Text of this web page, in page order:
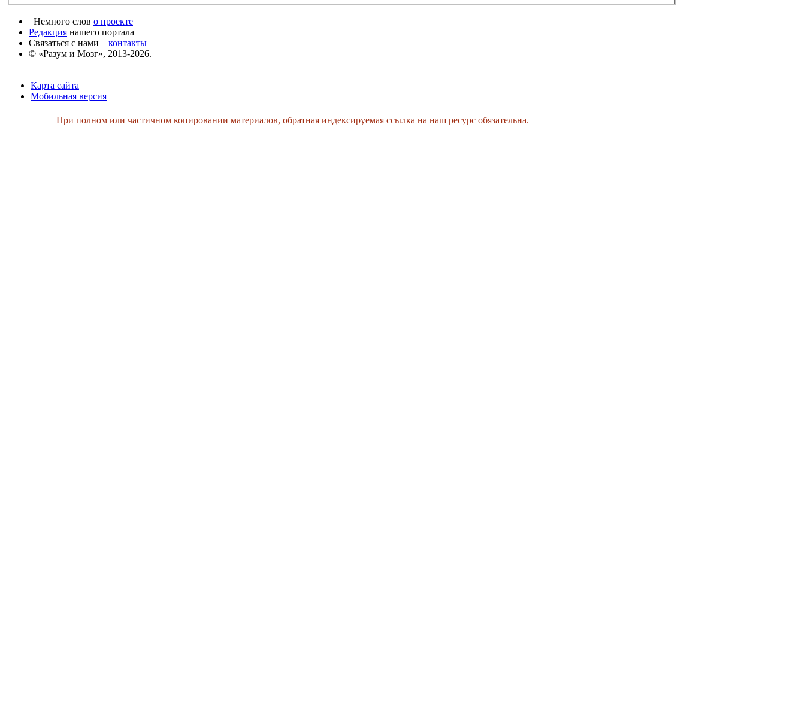
Немного слов о проекте
Редакция нашего портала
Связаться с нами – контакты
© «Разум и Мозг», 2013-2026.
Карта сайта
Мобильная версия
При полном или частичном копировании материалов, обратная индексируемая ссылка на наш ресурс обязательна.